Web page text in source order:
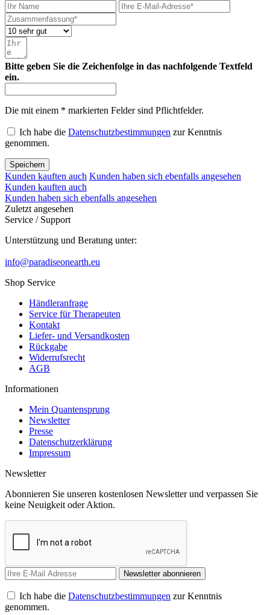
Bitte geben Sie die Zeichenfolge in das nachfolgende Textfeld
ein.
Die mit einem * markierten Felder sind Pflichtfelder.
Ich habe die Datenschutzbestimmungen zur Kenntnis
genommen.
Speichern
Kunden kauften auch Kunden haben sich ebenfalls angesehen
Kunden kauften auch
Kunden haben sich ebenfalls angesehen
Zuletzt angesehen
Service / Support
Unterstützung und Beratung unter:
info@paradiseonearth.eu
Shop Service
Händleranfrage
Service für Therapeuten
Kontakt
Liefer- und Versandkosten
Rückgabe
Widerrufsrecht
AGB
Informationen
Mein Quantensprung
Newsletter
Presse
Datenschutzerklärung
Impressum
Newsletter
Abonnieren Sie unseren kostenlosen Newsletter und verpassen Sie
keine Neuigkeit oder Aktion.
Newsletter abonnieren
Ich habe die Datenschutzbestimmungen zur Kenntnis
genommen.